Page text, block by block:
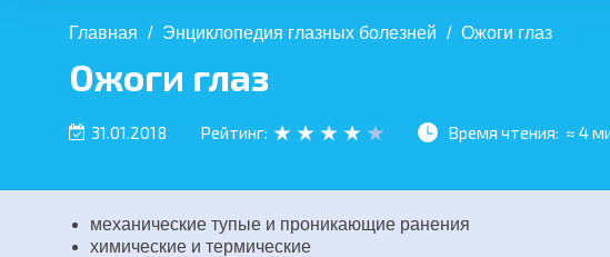
Главная / Энциклопедия глазных болезней / Ожоги глаз
Ожоги глаз
31.01.2018 Рейтинг: Время чтения: ≈ 4
механические тупые и проникающие ранения
химические и термические